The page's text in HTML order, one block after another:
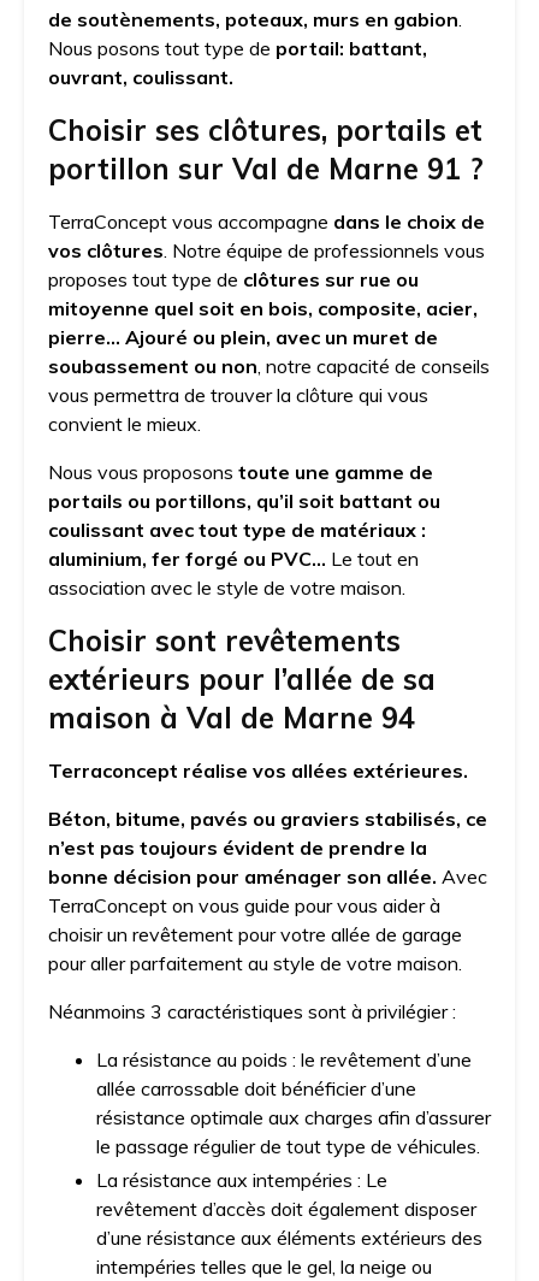
de soutènements, poteaux, murs en gabion
Nous posons tout type de portail: battant,
ouvrant, coulissant.
Choisir ses clôtures, portails et
portillon sur Val de Marne 91 ?
TerraConcept vous accompagne dans le choix de
vos clôtures . Notre équipe de professionnels vous
proposes tout type de clôtures sur rue ou
mitoyenne quel soit en bois, composite, acier,
pierre… Ajouré ou plein, avec un muret de
soubassement ou non , notre capacité de conseils
vous permettra de trouver la clôture qui vous
convient le mieux.
Nous vous proposons toute une gamme de
portails ou portillons, qu’il soit battant ou
coulissant avec tout type de matériaux :
aluminium, fer forgé ou PVC… Le tout en
association avec le style de votre maison.
Choisir sont revêtements
extérieurs pour l’allée de sa
maison à Val de Marne 94
Terraconcept réalise vos allées extérieures.
Béton, bitume, pavés ou graviers stabilisés, ce
n’est pas toujours évident de prendre la
bonne décision pour aménager son allée. Avec
TerraConcept on vous guide pour vous aider à
choisir un revêtement pour votre allée de garage
pour aller parfaitement au style de votre maison.
Néanmoins 3 caractéristiques sont à privilégier :
La résistance au poids : le revêtement d’une
allée carrossable doit bénéficier d’une
résistance optimale aux charges afin d’assurer
le passage régulier de tout type de véhicules.
La résistance aux intempéries : Le
revêtement d’accès doit également disposer
d’une résistance aux éléments extérieurs des
intempéries telles que le gel, la neige ou